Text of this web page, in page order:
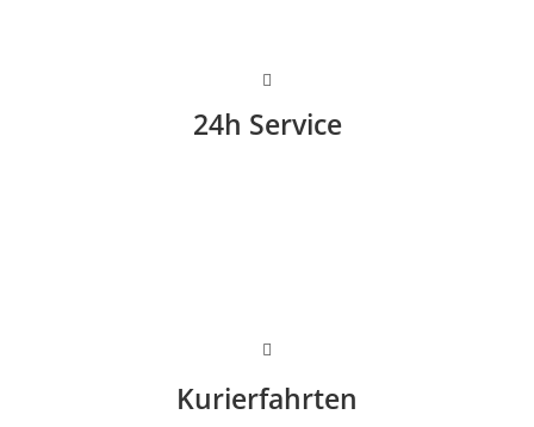
24h Service
Kurierfahrten